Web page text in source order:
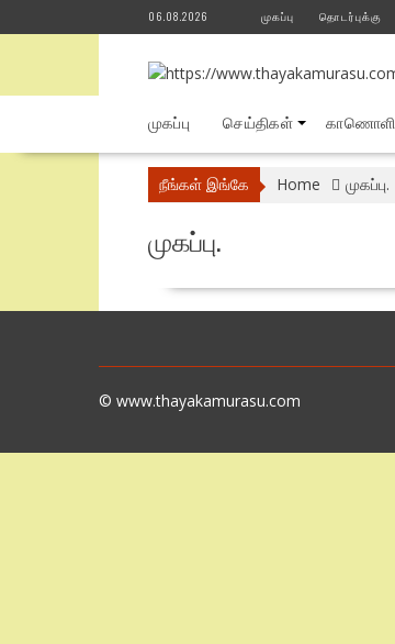
to
06.08.2026 முகப்பு தொடர்புக்கு
முகப்பு செய்திகள் காணொளி
நீங்கள் இங்கே Home முகப்பு.
முகப்பு.
© www.thayakamurasu.com